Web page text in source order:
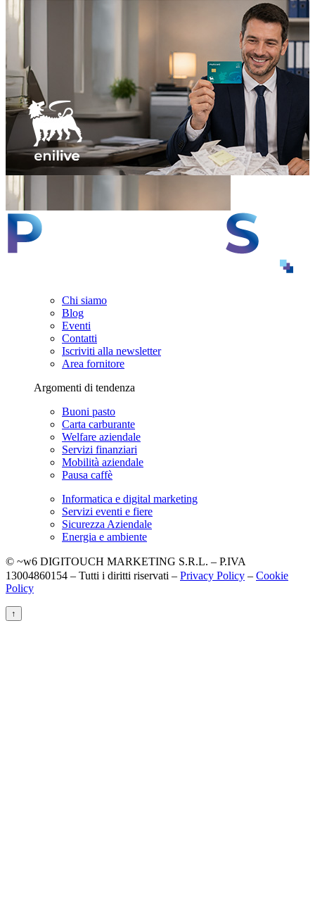
Chi siamo
Blog
Eventi
Contatti
Iscriviti alla newsletter
Area fornitore
Argomenti di tendenza
Buoni pasto
Carta carburante
Welfare aziendale
Servizi finanziari
Mobilità aziendale
Pausa caffè
Informatica e digital marketing
Servizi eventi e fiere
Sicurezza Aziendale
Energia e ambiente
© ~w6 DIGITOUCH MARKETING S.R.L. – P.IVA
13004860154 – Tutti i diritti riservati – Privacy Policy – Cookie
Policy
↑